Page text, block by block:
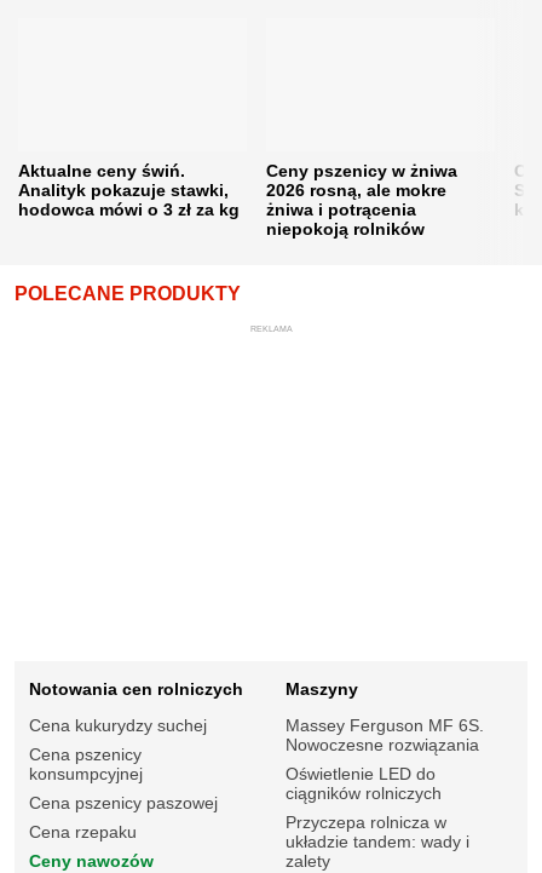
Aktualne ceny świń.
Analityk pokazuje stawki,
hodowca mówi o 3 zł za kg
Ceny pszenicy w żniwa
2026 rosną, ale mokre
żniwa i potrącenia
niepokoją rolników
POLECANE PRODUKTY
REKLAMA
Notowania cen rolniczych
Cena kukurydzy suchej
Cena pszenicy
konsumpcyjnej
Cena pszenicy paszowej
Cena rzepaku
Ceny nawozów
Maszyny
Massey Ferguson MF 6S.
Nowoczesne rozwiązania
Oświetlenie LED do
ciągników rolniczych
Przyczepa rolnicza w
układzie tandem: wady i
zalety